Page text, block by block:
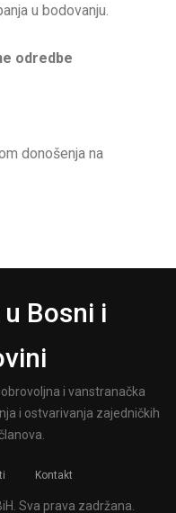
u bodovanju.
odredbe
donošenja na
Bosni i
i vanstranačka
i ostvarivanja zajedničkih
Kontakt
Sva prava zadržana.